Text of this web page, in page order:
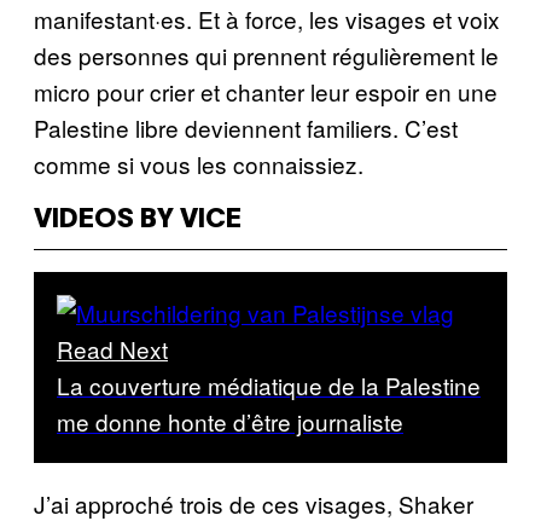
manifestant·es. Et à force, les visages et voix
des personnes qui prennent régulièrement le
micro pour crier et chanter leur espoir en une
Palestine libre deviennent familiers. C’est
comme si vous les connaissiez.
VIDEOS BY VICE
Read Next
La couverture médiatique de la Palestine
me donne honte d’être journaliste
J’ai approché trois de ces visages, Shaker